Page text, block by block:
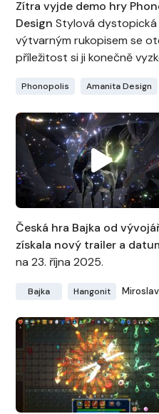
Zítra vyjde demo hry
Design Stylová
výtvarným rukopisem se
příležitost si ji konečně
Phonopolis Amanita Design
Česká hra Bajka od
získala nový trailer a
na 23. října 2025.
Bajka Hangonit